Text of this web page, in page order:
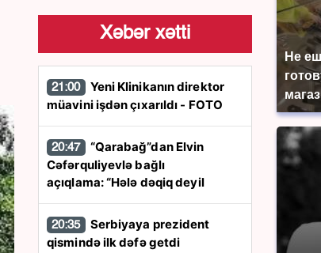
Не
Xəbər xətti
21:00
müavini işdən çıxarıldı - FOTO
20:47
Cəfərquliyevlə bağlı
açıqlama: “Hələ dəqiq deyil
20:35
qismində ilk dəfə getdi